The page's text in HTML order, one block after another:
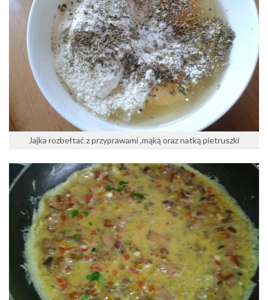
Jajka rozbełtać z przyprawami ,mąką oraz natką pietruszki